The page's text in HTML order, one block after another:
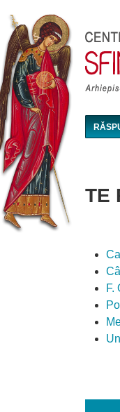
TE
F.